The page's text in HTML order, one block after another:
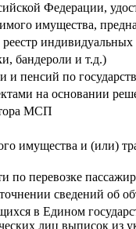
Федерации,
имущества,
бандероли и т.д.)
и пенсий по
на основании
МСП
имущества и (или)
по перевозке
сведений об
в Едином
лиц выписок из